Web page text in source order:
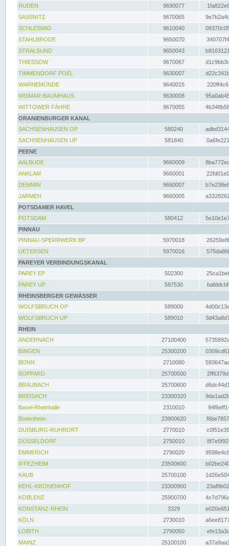
RUDEN
9690077
SASSNITZ
9670065
SCHLESWIG
9610040
STAHLBRODE
9650070
STRALSUND
9650043
THIESSOW
9670067
TIMMENDORF POEL
9630007
WARNEMÜNDE
9640015
WISMAR-BAUMHAUS
9630008
WITTOWER FÄHRE
9670055
ORANIENBURGER KANAL
SACHSENHAUSEN OP
580240
SACHSENHAUSEN UP
581840
PEENE
AALBUDE
9660009
ANKLAM
9660001
DEMMIN
9660007
JARMEN
9660005
POTSDAMER HAVEL
POTSDAM
580412
PINNAU
PINNAU-SPERRWERK BP
5970018
UETERSEN
5970016
PAREYER VERBINDUNGSKANAL
PAREY EP
502300
PAREY UP
587530
RHEINSBERGER GEWÄSSER
WOLFSBRUCH OP
589000
WOLFSBRUCH UP
589010
RHEIN
ANDERNACH
27100400
BINGEN
25300200
BONN
2710080
BOPPARD
25700500
BRAUBACH
25700600
BREISACH
23300320
Basel-Rheinhalle
2310010
Bodenheim
23900620
DUISBURG-RUHRORT
2770010
DÜSSELDORF
2750010
EMMERICH
2790020
IFFEZHEIM
23500600
KAUB
25700100
KEHL-KRONENHOF
23300900
KOBLENZ
25900700
KONSTANZ-RHEIN
3329
KÖLN
2730010
LOBITH
2790050
MAINZ
25100100